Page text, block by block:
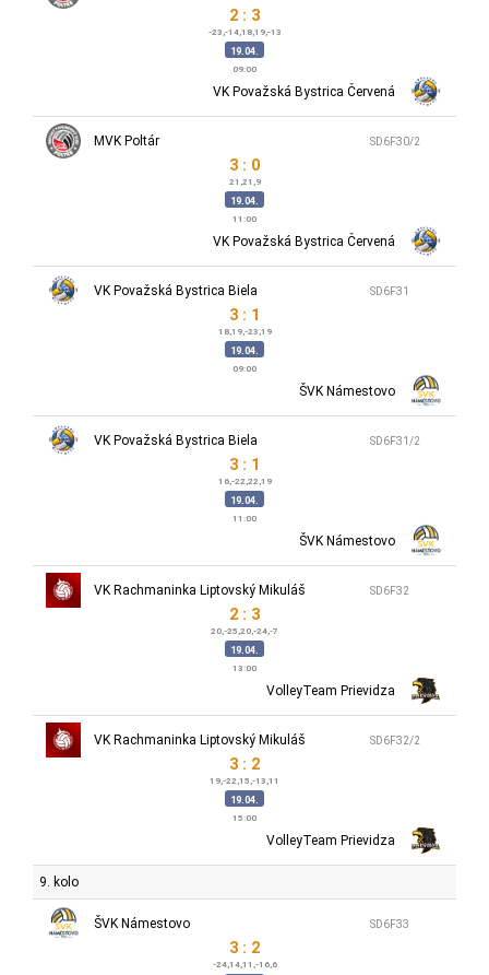
2 : 3
-23,-14,18,19,-13
19.04.
09:00
VK Považská Bystrica Červená
SD6F30/2
MVK Poltár
3 : 0
21,21,9
19.04.
11:00
VK Považská Bystrica Červená
SD6F31
VK Považská Bystrica Biela
3 : 1
18,19,-23,19
19.04.
09:00
ŠVK Námestovo
SD6F31/2
VK Považská Bystrica Biela
3 : 1
16,-22,22,19
19.04.
11:00
ŠVK Námestovo
SD6F32
VK Rachmaninka Liptovský Mikuláš
2 : 3
20,-25,20,-24,-7
19.04.
13:00
VolleyTeam Prievidza
SD6F32/2
VK Rachmaninka Liptovský Mikuláš
3 : 2
19,-22,15,-13,11
19.04.
15:00
VolleyTeam Prievidza
9. kolo
SD6F33
ŠVK Námestovo
3 : 2
-24,14,11,-16,6